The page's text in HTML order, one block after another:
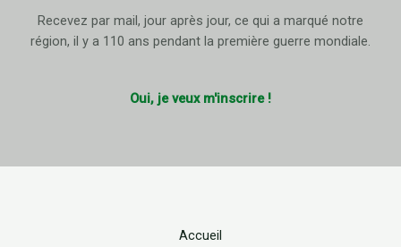
Recevez par mail, jour après jour, ce qui a marqué notre
région, il y a 110 ans pendant la première guerre mondiale.
Oui, je veux m'inscrire !
Accueil